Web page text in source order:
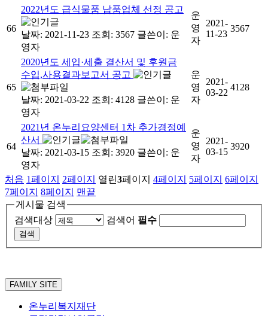
66
2022년도 급식물품 납품업체 선정 공고
날짜: 2021-11-23 조회: 3567 글쓴이: 운
영자
운
영
자
2021-
11-23
3567
65
2020년도 세입·세출 결산서 및 후원금
수입,사용결과보고서 공고
날짜: 2021-03-22 조회: 4128 글쓴이: 운
영자
운
영
자
2021-
03-22
4128
64
2021년 온누리요양센터 1차 추가경정예
산서
날짜: 2021-03-15 조회: 3920 글쓴이: 운
영자
운
영
자
2021-
03-15
3920
처음 1페이지 2페이지 열린3페이지 4페이지 5페이지 6페이지
7페이지 8페이지
맨끝
게시물 검색
검색대상
검색어 필수
FAMILY SITE
온누리복지재단